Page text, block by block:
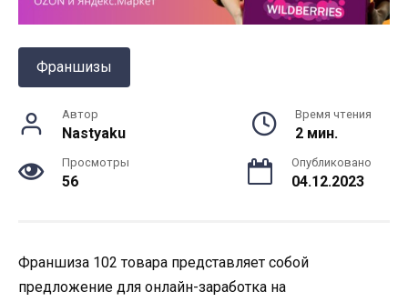
Франшизы
Автор
Nastyaku
Время чтения
2 мин.
Просмотры
56
Опубликовано
04.12.2023
Франшиза 102 товара представляет собой
предложение для онлайн-заработка на